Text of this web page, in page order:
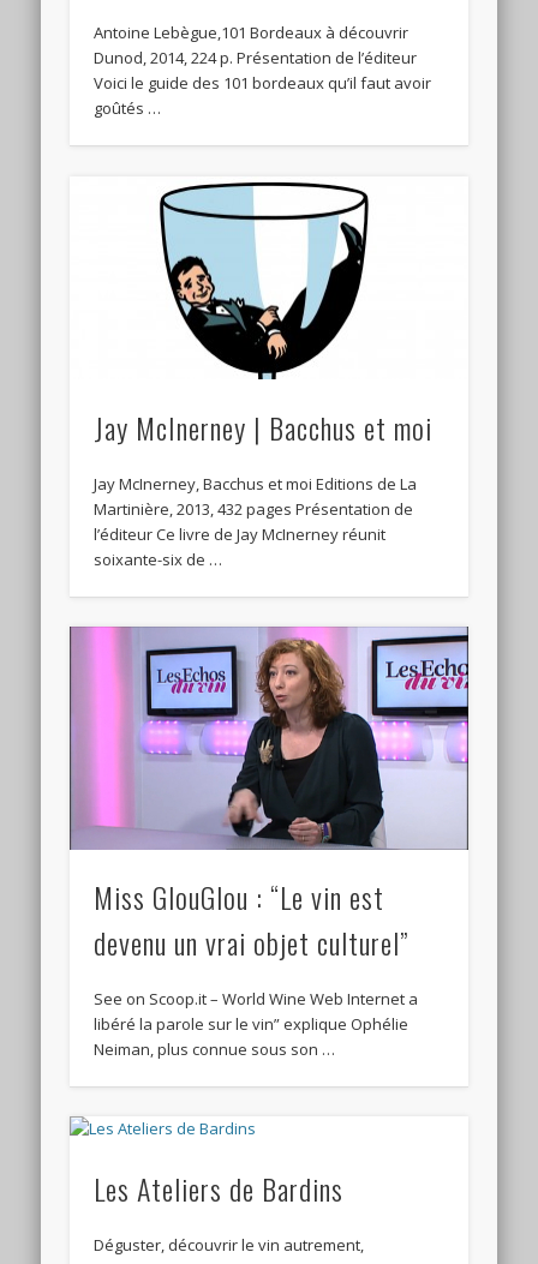
Antoine Lebègue,101 Bordeaux à découvrir
Dunod, 2014, 224 p. Présentation de l’éditeur
Voici le guide des 101 bordeaux qu’il faut avoir
goûtés …
Jay McInerney | Bacchus et moi
Jay McInerney, Bacchus et moi Editions de La
Martinière, 2013, 432 pages Présentation de
l’éditeur Ce livre de Jay McInerney réunit
soixante-six de …
Miss GlouGlou : “Le vin est
devenu un vrai objet culturel”
See on Scoop.it – World Wine Web Internet a
libéré la parole sur le vin” explique Ophélie
Neiman, plus connue sous son …
Les Ateliers de Bardins
Déguster, découvrir le vin autrement,